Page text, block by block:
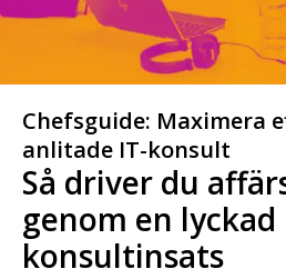
Chefsguide: Maximera
anlitade IT-konsult
Så driver du
genom en lyckad
konsultinsats